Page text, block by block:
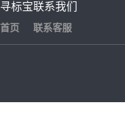
寻标宝
首页
联系我们
联系客服